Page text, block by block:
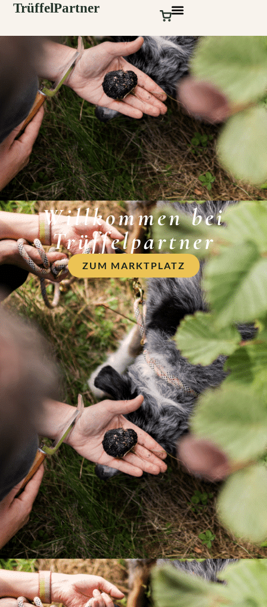
Willkommen bei
Trüffelpartner
ZUM MARKTPLATZ